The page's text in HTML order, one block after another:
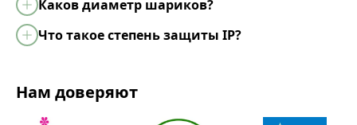
Каков диаметр шариков?
Что такое степень защиты IP?
Нам доверяют